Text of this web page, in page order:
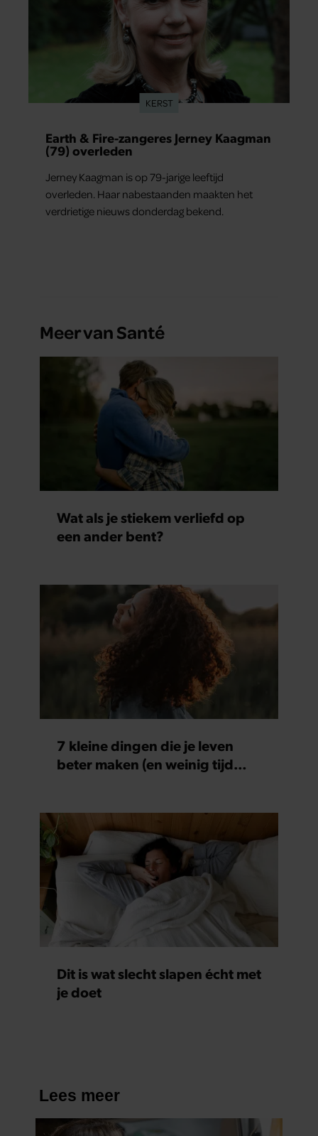
KERST
Earth & Fire-zangeres Jerney Kaagman
(79) overleden
Jerney Kaagman is op 79-jarige leeftijd
overleden. Haar nabestaanden maakten het
verdrietige nieuws donderdag bekend.
Meer van Santé
Wat als je stiekem verliefd op
een ander bent?
7 kleine dingen die je leven
beter maken (en weinig tijd
Dit is wat slecht slapen écht met
je doet